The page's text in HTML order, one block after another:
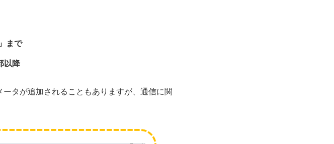
まで
以降
タが追加されることもありますが、通信に関